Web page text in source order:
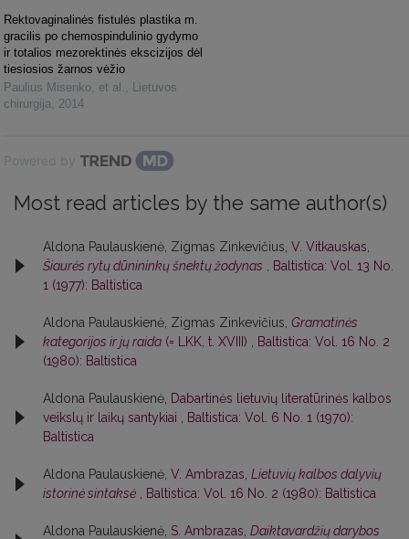
Rektovaginalinės fistulės plastika m.
gracilis po chemospindulinio gydymo
ir totalios mezorektinės ekscizijos dėl
tiesiosios žarnos vėžio
Paulius Misenko, et al.
Lietuvos
chirurgija
2014
Powered by
Most read articles by the same author(s)
Aldona Paulauskienė, Zigmas Zinkevičius, V. Vitkauskas,
Šiaurės rytų dūnininkų šnektų žodynas
Baltistica: Vol. 13 No.
1 (1977): Baltistica
Aldona Paulauskienė, Zigmas Zinkevičius, Gramatinės
kategorijos ir jų raida (= LKK, t. XVIII)
Baltistica: Vol. 16 No. 2
(1980): Baltistica
Aldona Paulauskienė, Dabartinės lietuvių literatūrinės kalbos
veikslų ir laikų santykiai
Baltistica: Vol. 6 No. 1 (1970):
Baltistica
Aldona Paulauskienė, V. Ambrazas, Lietuvių kalbos dalyvių
istorinė sintaksė
Baltistica: Vol. 16 No. 2 (1980): Baltistica
Aldona Paulauskienė, S. Ambrazas, Daiktavardžių darybos